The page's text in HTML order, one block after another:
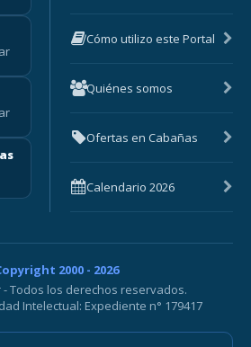
Cómo utilizo este Portal
Quiénes somos
Ofertas en Cabañas
Calendario 2026
2000 - 2026
- Todos los derechos reservados.
Intelectual: Expediente n° 179417